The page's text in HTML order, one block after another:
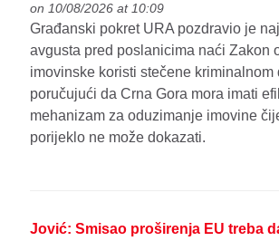
on 10/08/2026 at 10:09
Građanski pokret URA pozdravio je
avgusta pred poslanicima naći Zakon
imovinske koristi stečene kriminalnom
poručujući da Crna Gora mora imati
mehanizam za oduzimanje imovine
porijeklo ne može dokazati.
Jović: Smisao proširenja EU treba